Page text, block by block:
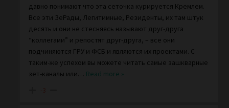
давно понимают что эта сеточка курируется Кремлем.
Все эти ЗеРады, Легитимные, Резиденты, их там штук
десять и они не стесняясь называют друг-друга
“коллегами” и репостят друг-друга, – все они
подчиняются ГРУ и ФСБ и являются их проектами. С
таким-же успехом вы можете читать самые зашкварные
зет-каналы или… Read more »
-3